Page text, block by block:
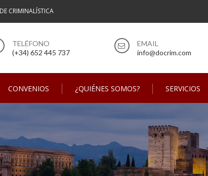
CRIMINALÍSTICA
(+34) 652 445 737 info@docrim.com
CONVENIOS ¿QUIÉNES SOMOS? SERVICIOS